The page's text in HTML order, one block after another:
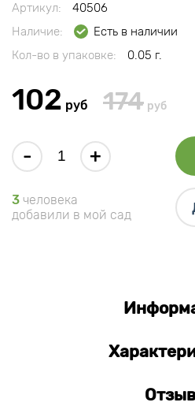
Артикул:
40506
Наличие:
Есть в наличии
Кол-во в упаковке:
0.05 г.
102 руб 174 руб
- +
3 человека
добавили в мой сад